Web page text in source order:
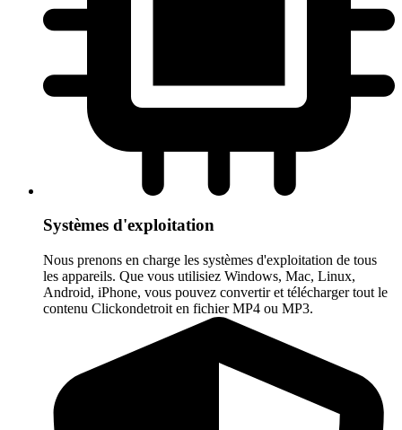
Systèmes d'exploitation
Nous prenons en charge les systèmes d'exploitation de tous
les appareils. Que vous utilisiez Windows, Mac, Linux,
Android, iPhone, vous pouvez convertir et télécharger tout le
contenu Clickondetroit en fichier MP4 ou MP3.